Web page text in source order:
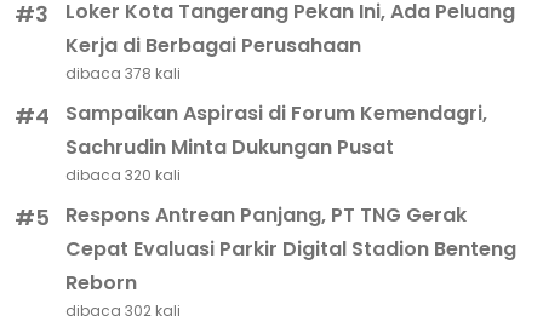
#3
Loker Kota Tangerang Pekan Ini, Ada Peluang
Kerja di Berbagai Perusahaan
dibaca 378 kali
#4
Sampaikan Aspirasi di Forum Kemendagri,
Sachrudin Minta Dukungan Pusat
dibaca 320 kali
#5
Respons Antrean Panjang, PT TNG Gerak
Cepat Evaluasi Parkir Digital Stadion Benteng
Reborn
dibaca 302 kali